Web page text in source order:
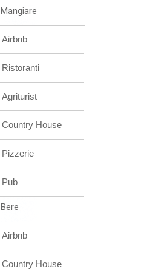
Mangiare
Airbnb
Ristoranti
Agriturist
Country House
Pizzerie
Pub
Bere
Airbnb
Country House